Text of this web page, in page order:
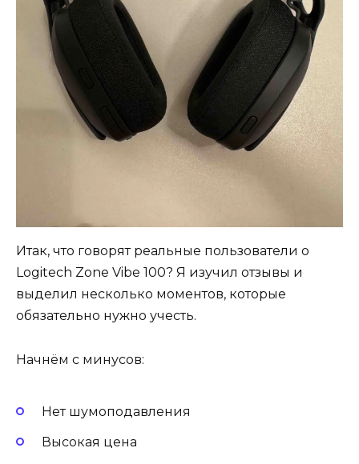
Итак, что говорят реальные пользователи о
Logitech Zone Vibe 100? Я изучил отзывы и
выделил несколько моментов, которые
обязательно нужно учесть.
Начнём с минусов:
Нет шумоподавления
Высокая цена